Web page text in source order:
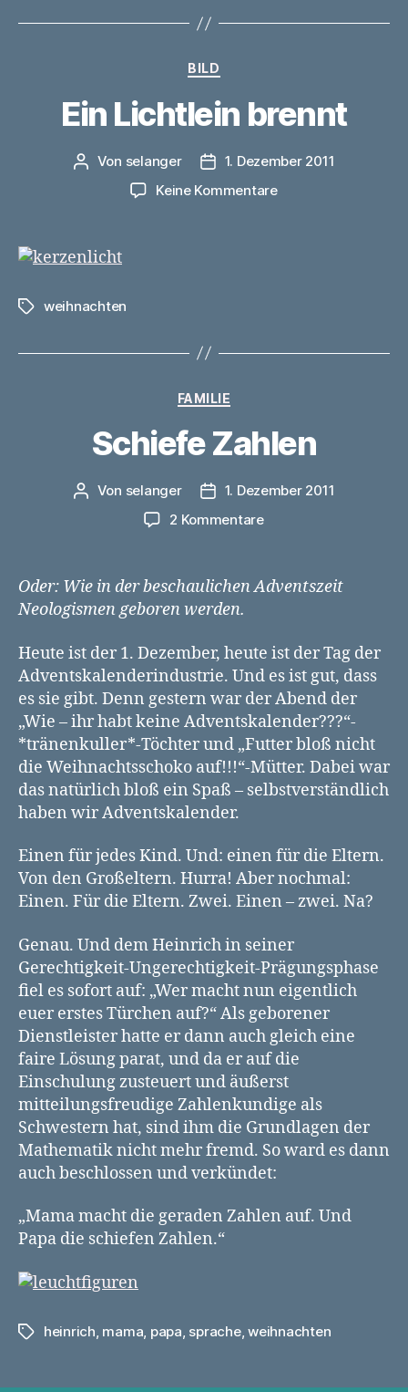
Kategorien
BILD
Ein Lichtlein brennt
Beitragsautor
Von selanger Veröffentlichungsdatum
1. Dezember 2011
Keine Kommentarezu
Schlagwörter
weihnachten
Kategorien
FAMILIE
Schiefe Zahlen
Beitragsautor
Von selanger Veröffentlichungsdatum
1. Dezember 2011
2 Kommentarezu
Oder: Wie in der beschaulichen Adventszeit
Neologismen geboren werden.
Heute ist der 1. Dezember, heute ist der Tag der
Adventskalenderindustrie. Und es ist gut, dass
es sie gibt. Denn gestern war der Abend der
„Wie – ihr habt keine Adventskalender???“-
*tränenkuller*-Töchter und „Futter bloß nicht
die Weihnachtsschoko auf!!!“-Mütter. Dabei war
das natürlich bloß ein Spaß – selbstverständlich
haben wir Adventskalender.
Einen für jedes Kind. Und: einen für die Eltern.
Von den Großeltern. Hurra! Aber nochmal:
Einen. Für die Eltern. Zwei. Einen – zwei. Na?
Genau. Und dem Heinrich in seiner
Gerechtigkeit-Ungerechtigkeit-Prägungsphase
fiel es sofort auf: „Wer macht nun eigentlich
euer erstes Türchen auf?“ Als geborener
Dienstleister hatte er dann auch gleich eine
faire Lösung parat, und da er auf die
Einschulung zusteuert und äußerst
mitteilungsfreudige Zahlenkundige als
Schwestern hat, sind ihm die Grundlagen der
Mathematik nicht mehr fremd. So ward es dann
auch beschlossen und verkündet:
„Mama macht die geraden Zahlen auf. Und
Papa die schiefen Zahlen.“
Schlagwörter
heinrich mama papa sprache,weihnachten